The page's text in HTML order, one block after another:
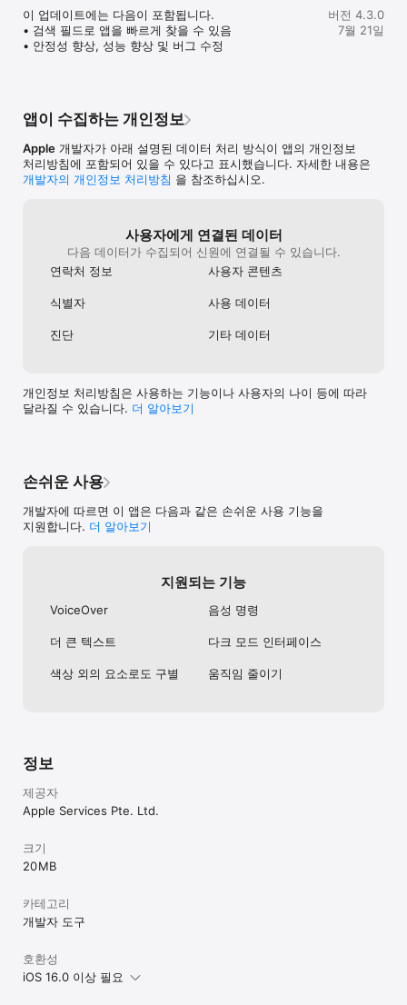
만들어주시면 좋을거 같아요.
이 업데이트에는 다음이 포함됩니다.
• 검색 필드로 앱을 빠르게 찾을 수 있음
• 안정성 향상, 성능 향상 및 버그 수정
버전 4.3.0
7월 21일
앱이 수집하는 개인정보
Apple 개발자가 아래 설명된 데이터 처리 방식이 앱의 개인정보
처리방침에 포함되어 있을 수 있다고 표시했습니다. 자세한 내용은
개발자의 개인정보 처리방침 을 참조하십시오.
사용자에게 연결된 데이터
다음 데이터가 수집되어 신원에 연결될 수 있습니다.
연락처 정보
사용자 콘텐츠
식별자 사용 데이터
진단 기타 데이터
개인정보 처리방침은 사용하는 기능이나 사용자의 나이 등에 따라
달라질 수 있습니다. 더 알⁠아⁠보⁠기
손쉬운 사용
개발자에 따르면 이 앱은 다음과 같은 손쉬운 사용 기능을
지원합니다. 더 알아보기
지원되는 기능
VoiceOver 음성 명령
더 큰 텍스트 다크 모드 인터페이스
색상 외의 요소로도 구별 움직임 줄이기
정보
제공자
Apple Services Pte. Ltd.
크기
20 MB
카테고리
개발자 도구
호환성
iOS 16.0 이상 필요